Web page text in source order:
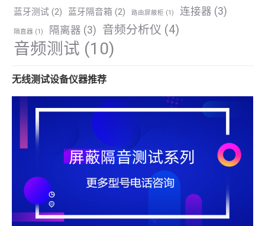
蓝牙测试 (2) 蓝牙隔音箱 (2) 路由屏蔽柜 (1) 连接器 (3)
隔直器 (1) 隔离器 (3) 音频分析仪 (4)
音频测试 (10)
无线测试设备仪器推荐